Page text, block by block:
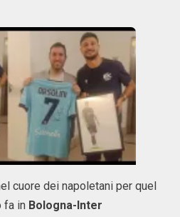
cuore dei napoletani per quel
fa in Bologna-Inter